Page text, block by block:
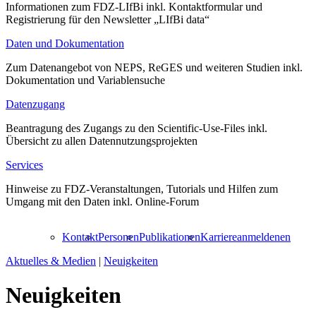
Informationen zum FDZ-LIfBi inkl. Kontaktformular und
Registrierung für den Newsletter „LIfBi data“
Daten und Dokumentation
Zum Datenangebot von NEPS, ReGES und weiteren Studien inkl.
Dokumentation und Variablensuche
Datenzugang
Beantragung des Zugangs zu den Scientific-Use-Files inkl.
Übersicht zu allen Datennutzungsprojekten
Services
Hinweise zu FDZ-Veranstaltungen, Tutorials und Hilfen zum
Umgang mit den Daten inkl. Online-Forum
KontaktPersonenPublikationenKarriereanmeldenen
Aktuelles & Medien | Neuigkeiten
Neuigkeiten